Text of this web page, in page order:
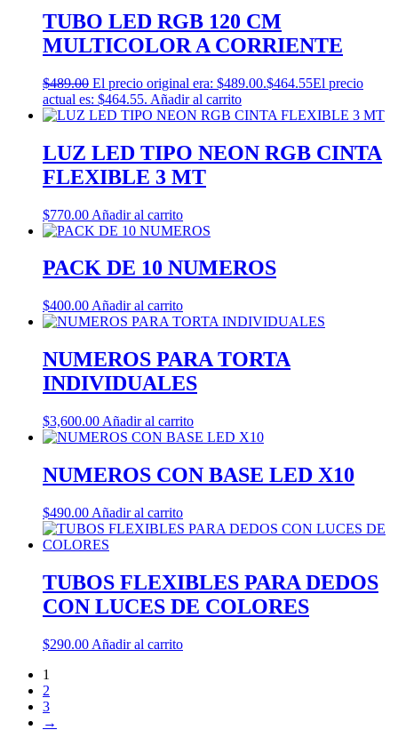
TUBO LED RGB 120 CM
MULTICOLOR A CORRIENTE
$489.00 El precio original era: $489.00.$464.55El precio
actual es: $464.55. Añadir al carrito
LUZ LED TIPO NEON RGB CINTA
FLEXIBLE 3 MT
$770.00 Añadir al carrito
PACK DE 10 NUMEROS
$400.00 Añadir al carrito
NUMEROS PARA TORTA
INDIVIDUALES
$3,600.00 Añadir al carrito
NUMEROS CON BASE LED X10
$490.00 Añadir al carrito
TUBOS FLEXIBLES PARA DEDOS
CON LUCES DE COLORES
$290.00 Añadir al carrito
1
2
3
→